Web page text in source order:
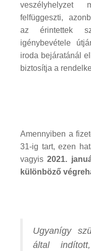
veszélyhelyzet
felfüggeszti,
az érintettek
igénybevétele
iroda bejáratánál
biztosítja a
Amennyiben a
31-ig tart, ezen
vagyis2021.
különböző
Ugyanígy
által